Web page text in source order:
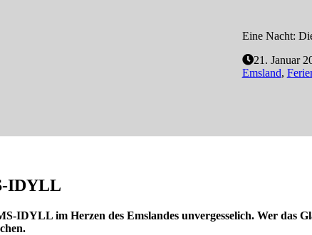
Eine Nacht:
21. Januar
Emsland,
IDYLL
IDYLL im Herzen des Emslandes unvergesselich. Wer das